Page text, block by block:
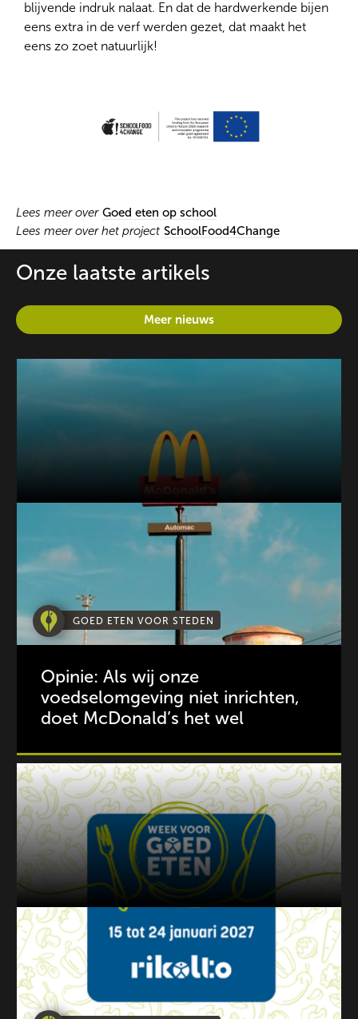
blijvende indruk nalaat. En dat de hardwerkende bijen
eens extra in de verf werden gezet, dat maakt het
eens zo zoet natuurlijk!
Lees meer over Goed eten op school
Lees meer over het project SchoolFood4Change
Onze laatste artikels
Meer nieuws
GOED ETEN VOOR STEDEN
Opinie: Als wij onze
voedselomgeving niet inrichten,
doet McDonald’s het wel